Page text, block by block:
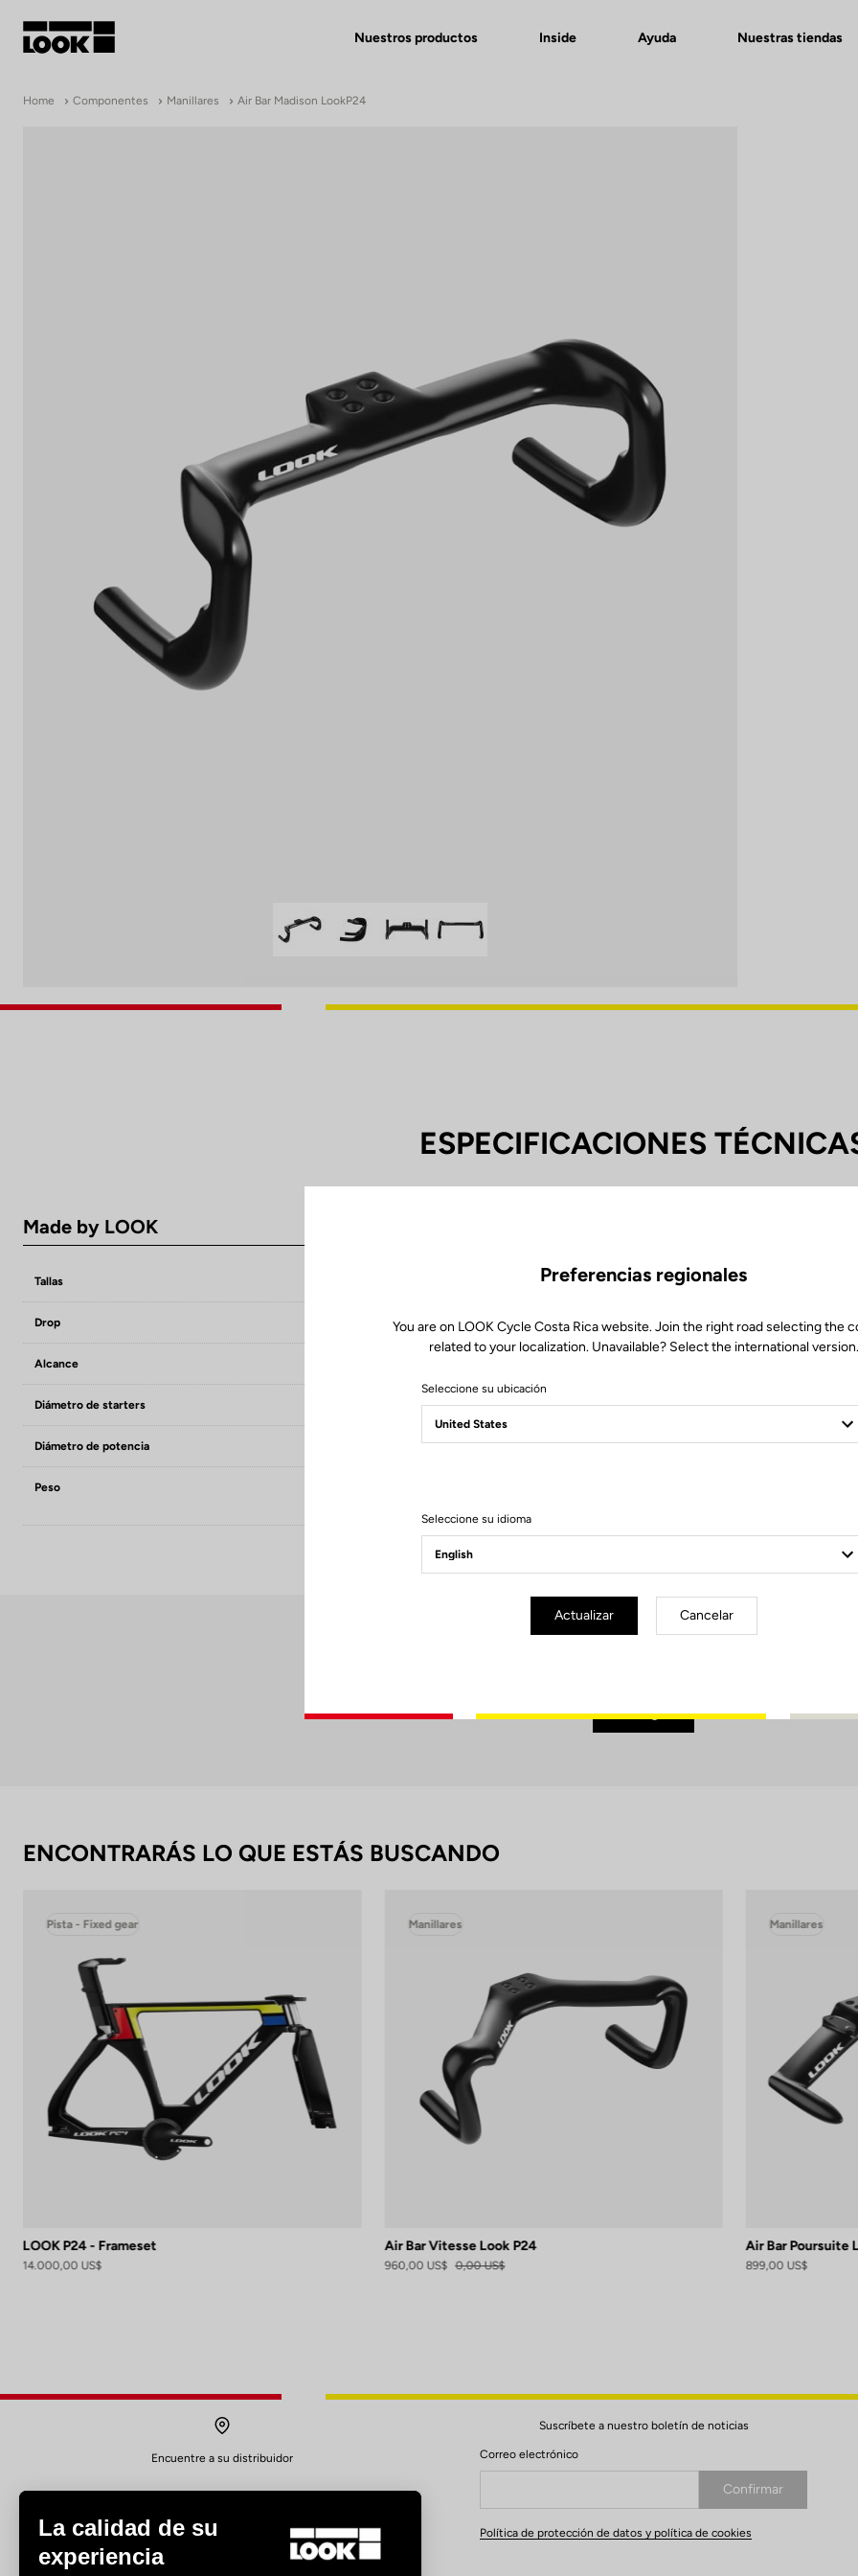
Nuestros productos Inside Ayuda Nuestras tiendas
Home Componentes Manillares Air Bar Madison LookP24
ESPECIFICACIONES
Made by LOOK
Tallas
Drop
Alcance
Diámetro de starters
Diámetro de potencia LOOK SPECIFIC – compatible with Look Air Stem
Peso
Encargar
ENCONTRARÁS LO QUE ESTÁS BUSCANDO
Pista - Fixed gear
LOOK P24 - Frameset
14.000,00 US$
Manillares
Air Bar Vitesse Look P24
960,00 US$ 0,00 US$
Manillares
Air Bar Poursuite
899,00 US$
Encuentre a su distribuidor
Suscríbete a nuestro boletín de noticias
Correo electrónico
Confirmar
Su correo electrónico ha sido registrado
Política de protección de datos y política de cookies
Preferencias regionales
You are on LOOK Cycle Costa Rica website. Join the right road selecting the
related to your localization. Unavailable? Select the international version.
Seleccione su ubicación
Seleccione su idioma
Actualizar Cancelar
La calidad de su
experiencia